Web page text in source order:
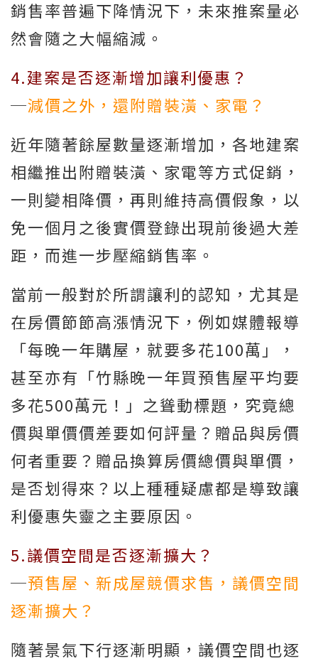
銷售率普遍下降情況下，未來推案量必
然會隨之大幅縮減。
4.建案是否逐漸增加讓利優惠？
─減價之外，還附贈裝潢、家電？
近年隨著餘屋數量逐漸增加，各地建案
相繼推出附贈裝潢、家電等方式促銷，
一則變相降價，再則維持高價假象，以
免一個月之後實價登錄出現前後過大差
距，而進一步壓縮銷售率。
當前一般對於所謂讓利的認知，尤其是
在房價節節高漲情況下，例如媒體報導
「每晚一年購屋，就要多花100萬」，
甚至亦有「竹縣晚一年買預售屋平均要
多花500萬元！」之聳動標題，究竟總
價與單價價差要如何評量？贈品與房價
何者重要？贈品換算房價總價與單價，
是否划得來？以上種種疑慮都是導致讓
利優惠失靈之主要原因。
5.議價空間是否逐漸擴大？
─預售屋、新成屋競價求售，議價空間
逐漸擴大？
隨著景氣下行逐漸明顯，議價空間也逐